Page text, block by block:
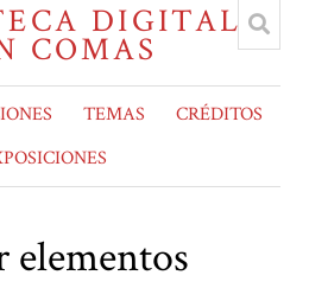
TEMAS
CRÉDITOS
elementos